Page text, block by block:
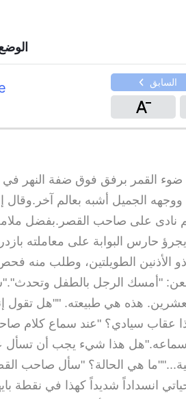
السابق
ضوء القمر برفق فوق ضفة النهر
ووجهه الجميل أشبه بعالم
نادى على صاحب القصر.بفضل
يجرؤ حارس البوابة على معاملته
الأذنين الطويلتين، وطلب منه
"أمسك الرجل بالطفل
هذه هي طبيعته. ""هل تقول
عقاب سيادي؟ "عند سماع كلام
سماعه."هل هذا شيء يجب أن تسأل
هي الحالة؟ "سأل صاحب
انسداداً شديداً كهذا في نقطة